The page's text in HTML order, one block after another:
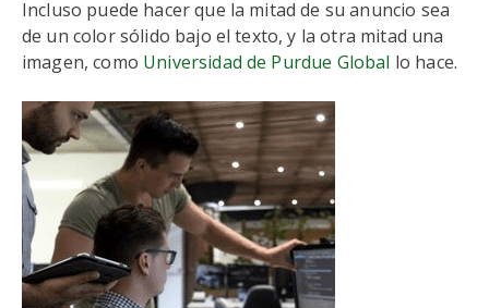
Incluso puede hacer que la mitad de su anuncio sea
de un color sólido bajo el texto, y la otra mitad una
imagen, como Universidad de Purdue Global lo hace.